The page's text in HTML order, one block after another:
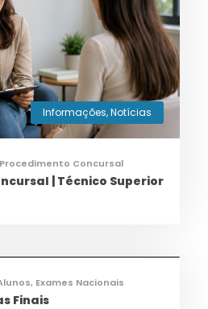
Informações,Notícias
Procedimento Concursal
| Técnico Superior
, Exames Nacionais
Finais